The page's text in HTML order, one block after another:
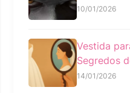
10/01/2026
Vestida
Segredos
14/01/2026